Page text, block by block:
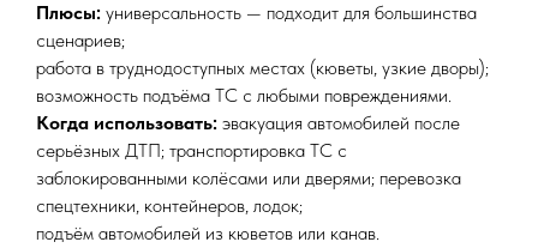
Плюсы: универсальность — подходит для большинства
сценариев;
работа в труднодоступных местах (кюветы, узкие дворы);
возможность подъёма ТС с любыми повреждениями.
Когда использовать: эвакуация автомобилей после
серьёзных ДТП; транспортировка ТС с
заблокированными колёсами или дверями; перевозка
спецтехники, контейнеров, лодок;
подъём автомобилей из кюветов или канав.